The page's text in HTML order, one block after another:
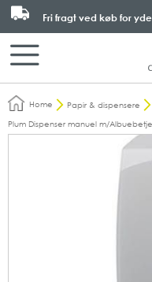
Fri fragt ved køb for
Home Papir & dispensere
Plum Dispenser manuel m/